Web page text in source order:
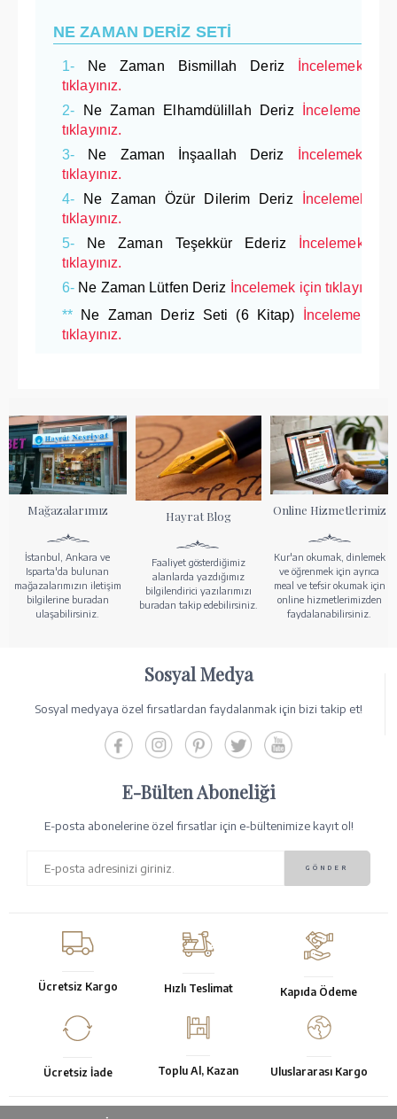
NE ZAMAN DERİZ SETİ
1- Ne Zaman Bismillah Deriz
İncelemek
tıklayınız.
2- Ne Zaman Elhamdülillah Deriz
İncelemek
tıklayınız.
3- Ne Zaman İnşaallah Deriz
İncelemek
tıklayınız.
4- Ne Zaman Özür Dilerim Deriz
İncelemek
tıklayınız.
5- Ne Zaman Teşekkür Ederiz
İncelemek
tıklayınız.
6- Ne Zaman Lütfen Deriz
İncelemek için tıklayınız.
** Ne Zaman Deriz Seti (6 Kitap)
İncelemek
tıklayınız.
Mağazalarımız
İstanbul, Ankara ve
Isparta'da bulunan
mağazalarımızın iletişim
bilgilerine buradan
ulaşabilirsiniz.
Hayrat Blog
Faaliyet gösterdiğimiz
alanlarda yazdığımız
bilgilendirici yazılarımızı
buradan takip edebilirsiniz.
Online Hizmetlerimiz
Kur'an okumak, dinlemek
ve öğrenmek için ayrıca
meal ve tefsir okumak için
online hizmetlerimizden
faydalanabilirsiniz.
Sosyal Medya
Sosyal medyaya özel fırsatlardan faydalanmak için bizi takip et!
E-Bülten Aboneliği
E-posta abonelerine özel fırsatlar için e-bültenimize kayıt ol!
Ücretsiz Kargo Hızlı Teslimat Kapıda Ödeme
Ücretsiz İade Toplu Al, Kazan Uluslararası Kargo